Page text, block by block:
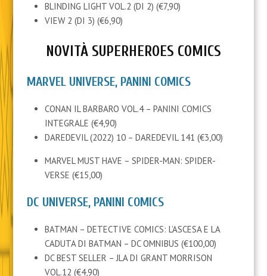
BLINDING LIGHT VOL.2 (DI 2) (€7,90)
VIEW 2 (DI 3) (€6,90)
NOVITÀ SUPERHEROES COMICS
MARVEL UNIVERSE, PANINI COMICS
CONAN IL BARBARO VOL.4 – PANINI COMICS
INTEGRALE (€4,90)
DAREDEVIL (2022) 10 – DAREDEVIL 141 (€3,00)
MARVEL MUST HAVE – SPIDER-MAN: SPIDER-
VERSE (€15,00)
DC UNIVERSE, PANINI COMICS
BATMAN – DETECTIVE COMICS: L’ASCESA E LA
CADUTA DI BATMAN – DC OMNIBUS (€100,00)
DC BEST SELLER – JLA DI GRANT MORRISON
VOL.12 (€4,90)